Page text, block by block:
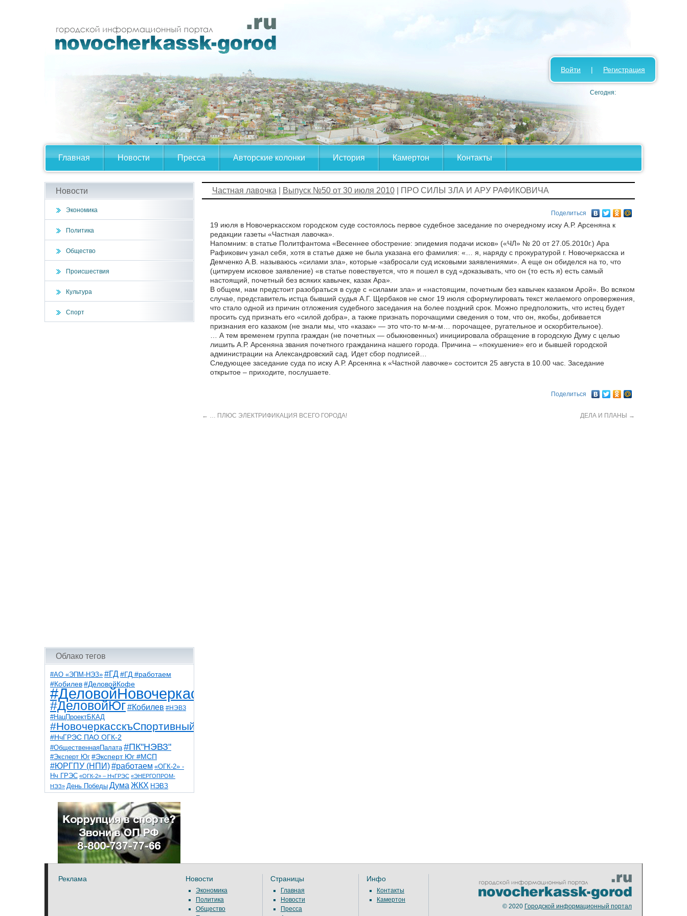
Главная Новости Пресса Авторские колонки История Камертон Контакты
Войти | Регистрация
Сегодня:
Новости
Экономика
Политика
Общество
Происшествия
Культура
Спорт
Облако тегов
#АО «ЭПМ-НЭЗ» #ГД #ГД #работаем
#Кобилев #ДеловойКофе
#ДеловойНовочеркасск
#ДеловойЮг#Кобилев #НЭВЗ
#НацПроектБКАД
#НовочеркасскъСпортивный
#НчГРЭС ПАО ОГК-2
#ОбщественнаяПалата #ПК"НЭВЗ"
#Эксперт Юг #Эксперт Юг #МСП
#ЮРГПУ (НПИ)#работаем «ОГК-2» -
Нч ГРЭС «ОГК-2» – НчГРЭС «ЭНЕРГОПРОМ-
НЭЗ» День Победы Дума ЖКХ НЭВЗ
НчГРЭС ТНТ
благоустройствоветераны выборы
детидороги казаки коррупция космос
общественная палата парк пожар роща
спорт театр транспорт художники
Частная лавочка Выпуск №50 от 30 июля 2010| ПРО СИЛЫ ЗЛА И АРУ РАФИКОВИЧА
Поделиться
19 июля в Новочеркасском городском суде состоялось первое судебное заседание по очередному иску А.Р. Арсеняна к
редакции газеты «Частная лавочка».
Напомним: в статье Политфантома «Весеннее обострение: эпидемия подачи исков» («ЧЛ» № 20 от 27.05.2010г.) Ара
Рафикович узнал себя, хотя в статье даже не была указана его фамилия: «… я, наряду с прокуратурой г. Новочеркасска и
Демченко А.В. называюсь «силами зла», которые «забросали суд исковыми заявлениями». А еще он обиделся на то, что
(цитируем исковое заявление) «в статье повествуется, что я пошел в суд «доказывать, что он (то есть я) есть самый
настоящий, почетный без всяких кавычек, казак Ара».
В общем, нам предстоит разобраться в суде с «силами зла» и «настоящим, почетным без кавычек казаком Арой». Во всяком
случае, представитель истца бывший судья А.Г. Щербаков не смог 19 июля сформулировать текст желаемого опровержения,
что стало одной из причин отложения судебного заседания на более поздний срок. Можно предположить, что истец будет
просить суд признать его «силой добра», а также признать порочащими сведения о том, что он, якобы, добивается
признания его казаком (не знали мы, что «казак» — это что-то м-м-м… порочащее, ругательное и оскорбительное).
… А тем временем группа граждан (не почетных — обыкновенных) инициировала обращение в городскую Думу с целью
лишить А.Р. Арсеняна звания почетного гражданина нашего города. Причина – «покушение» его и бывшей городской
администрации на Александровский сад. Идет сбор подписей…
Следующее заседание суда по иску А.Р. Арсеняна к «Частной лавочке» состоится 25 августа в 10.00 час. Заседание
открытое – приходите, послушаете.
Поделиться
← … ПЛЮС ЭЛЕКТРИФИКАЦИЯ ВСЕГО ГОРОДА! ДЕЛА И ПЛАНЫ →
Реклама Новости
Экономика
Политика
Общество
Страницы
Главная
Новости
Пресса
Инфо
Контакты
Камертон
© 2020 Городской информационный портал